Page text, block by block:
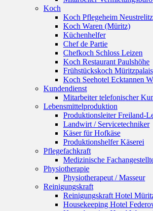
Koch
Koch Pflegeheim Neustrelitz
Koch Waren (Müritz)
Küchenhelfer
Chef de Partie
Chefkoch Schloss Leizen
Koch Restaurant Paulshöhe
Frühstückskoch Müritzpalais
Koch Seehotel Ecktannen
Kundendienst
Mitarbeiter telefonischer
Lebensmittelproduktion
Produktionsleiter Freiland-
Landwirt / Servicetechniker
Käser für Hofkäse
Produktionshelfer Käserei
Pflegefachkraft
Medizinische
Physiotherapie
Physiotherapeut / Masseur
Reinigungskraft
Reinigungskraft Hotel
Housekeeping Hotel